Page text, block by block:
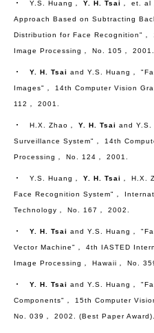
‧ Y.S. Huang， Y. H. Tsai ， et. al
Approach Based on Subtracting
Distribution for Face Recognition"
Image Processing， No. 105， 2001.
‧ Y. H. Tsai and Y.S. Huang，
Images"， 14th Computer Vision
112， 2001.
‧ H.X. Zhao， Y. H. Tsai and Y.S.
Surveillance System"， 14th
Processing， No. 124， 2001.
‧ Y.S. Huang， Y. H. Tsai ， H.X.
Face Recognition System"，
Technology， No. 167， 2002.
‧ Y. H. Tsai and Y.S. Huang，
Vector Machine"， 4th IASTED
Image Processing， Hawaii， No.
‧ Y. H. Tsai and Y.S. Huang，
Components"， 15th Computer
No. 039， 2002. (Best Paper Award).